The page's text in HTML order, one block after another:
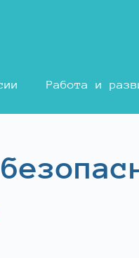
Работа и